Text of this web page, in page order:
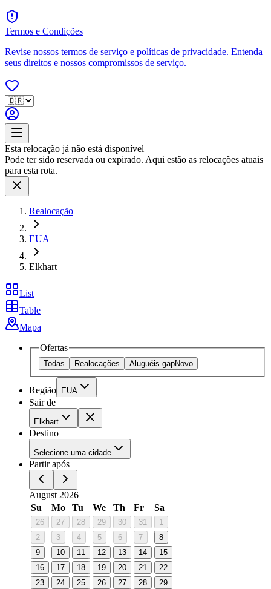
Termos e Condições
Revise nossos termos de serviço e políticas de privacidade. Entenda
seus direitos e nossos compromissos de serviço.
Esta relocação já não está disponível
Pode ter sido reservada ou expirado. Aqui estão as relocações atuais
para esta rota.
Realocação
EUA
Elkhart
List
Table
Mapa
Ofertas
Todas Realocações Aluguéis gapNovo
Região EUA
Sair de
Elkhart
Destino
Selecione uma cidade
Partir após
August 2026
Su
Mo Tu We Th Fr Sa
26 27 28 29 30 31
1
2
3 4 5 6 7
8
9
10 11 12 13 14
15
16
17 18 19 20 21
22
23
24 25 26 27 28
29